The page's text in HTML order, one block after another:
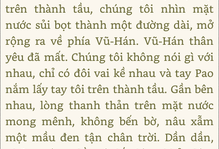
trên thành tầu, chúng tôi nhìn mặt
nước sủi bọt thành một đường dài, mở
rộng ra về phía Vũ-Hán. Vũ-Hán thân
yêu đã mất. Chúng tôi không nói gì với
nhau, chỉ có đôi vai kề nhau và tay Pao
nắm lấy tay tôi trên thành tầu. Gần bên
nhau, lòng thanh thản trên mặt nước
mong mênh, không bến bờ, nâu xẫm
một mầu đen tận chân trời. Dần dần,